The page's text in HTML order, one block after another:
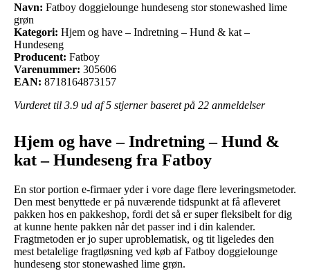
Navn: Fatboy doggielounge hundeseng stor stonewashed lime
grøn
Kategori: Hjem og have – Indretning – Hund & kat –
Hundeseng
Producent: Fatboy
Varenummer: 305606
EAN: 8718164873157
Vurderet til 3.9 ud af 5 stjerner baseret på 22 anmeldelser
Hjem og have – Indretning – Hund &
kat – Hundeseng fra Fatboy
En stor portion e-firmaer yder i vore dage flere leveringsmetoder.
Den mest benyttede er på nuværende tidspunkt at få afleveret
pakken hos en pakkeshop, fordi det så er super fleksibelt for dig
at kunne hente pakken når det passer ind i din kalender.
Fragtmetoden er jo super uproblematisk, og tit ligeledes den
mest betalelige fragtløsning ved køb af Fatboy doggielounge
hundeseng stor stonewashed lime grøn.